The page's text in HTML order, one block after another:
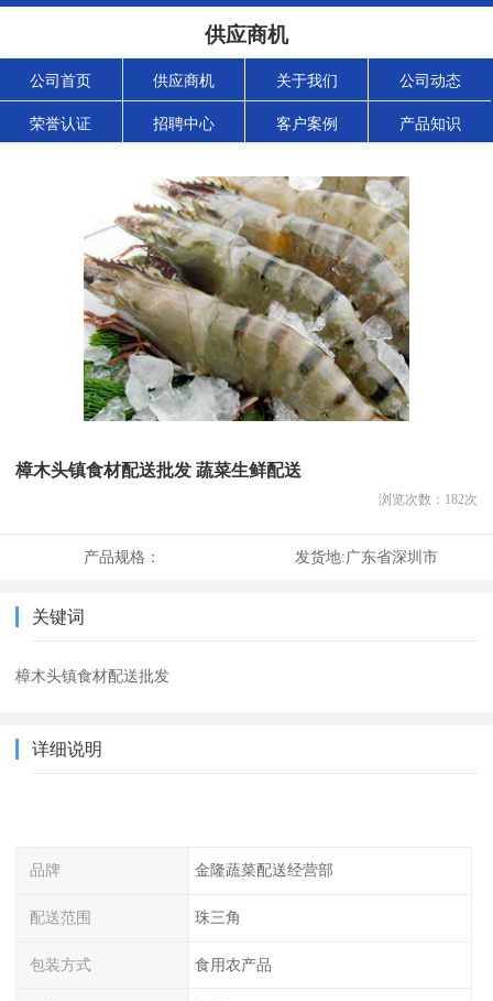
供应商机
公司首页 供应商机 关于我们 公司动态
荣誉认证 招聘中心 客户案例 产品知识
樟木头镇食材配送批发 蔬菜生鲜配送
浏览次数： 182次
产品规格： 发货地:广东省深圳市
关键词
樟木头镇食材配送批发
详细说明
品牌 金隆蔬菜配送经营部
配送范围 珠三角
包装方式 食用农产品